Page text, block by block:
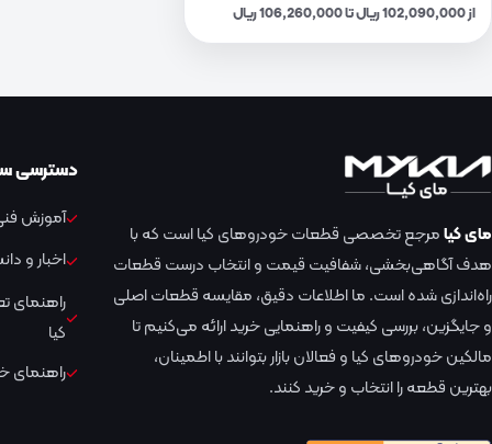
از 102,090,000 ریال تا 106,260,000 ریال
مای کیامرجع تخصصی قطعات خودروهای کیا است که با
هدف آگاهی‌بخشی، شفافیت قیمت و انتخاب درست قطعات
راه‌اندازی شده است. ما اطلاعات دقیق، مقایسه قطعات اصلی
و جایگزین، بررسی کیفیت و راهنمایی خرید ارائه می‌کنیم تا
مالکین خودروهای کیا و فعالان بازار بتوانند با اطمینان،
بهترین قطعه را انتخاب و خرید کنند.
دسترسی
آموزش
اخبار و
راهنمای
کیا
راهنمای